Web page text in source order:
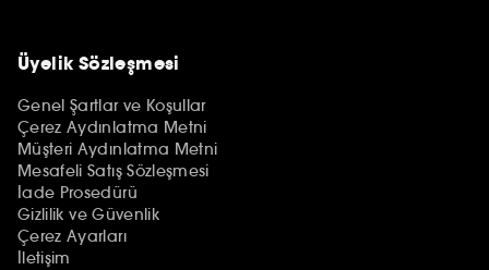
Üyelik Sözleşmesi
Genel Şartlar ve Koşullar
Çerez Aydınlatma Metni
Müşteri Aydınlatma Metni
Mesafeli Satış Sözleşmesi
İade Prosedürü
Gizlilik ve Güvenlik
Çerez Ayarları
İletişim